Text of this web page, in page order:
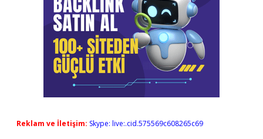
Reklam ve İletişim: Skype: live:.cid.575569c608265c69